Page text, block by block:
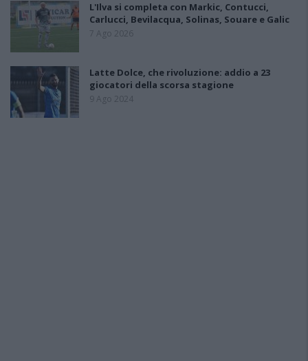
L'Ilva si completa con Markic, Contucci,
Carlucci, Bevilacqua, Solinas, Souare e Galic
7 Ago 2026
Latte Dolce, che rivoluzione: addio a 23
giocatori della scorsa stagione
9 Ago 2024